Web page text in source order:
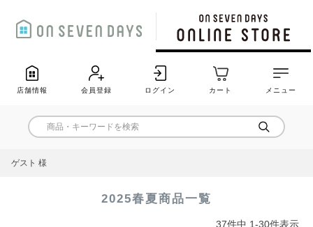
店舗情報 会員登録 ログイン カート メニュー
ゲスト 様
2025春夏商品一覧
37件中 1-30件表示